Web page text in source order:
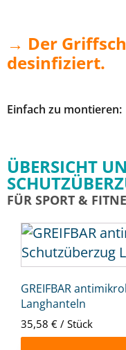
→ Der
desinfiziert.
Einfach zu montieren:
ÜBERSICHT
FÜR SPORT &
GREIFBAR
Langhanteln
35,58 € / Stück
Dieses
Produkt
weist
mehrere
Varianten
auf.